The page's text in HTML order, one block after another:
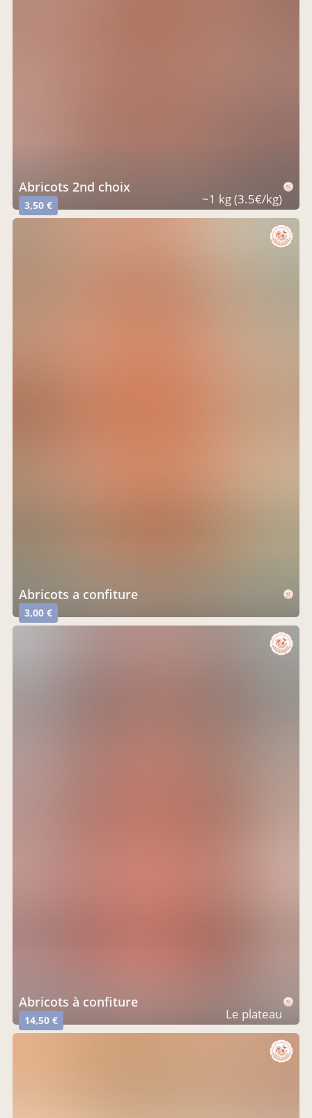
abricots 2nd choix
3,50 € ~1 kg (3.5€/kg)
Abricots a confiture
3,00 €
abricots à confiture
14,50 € Le plateau